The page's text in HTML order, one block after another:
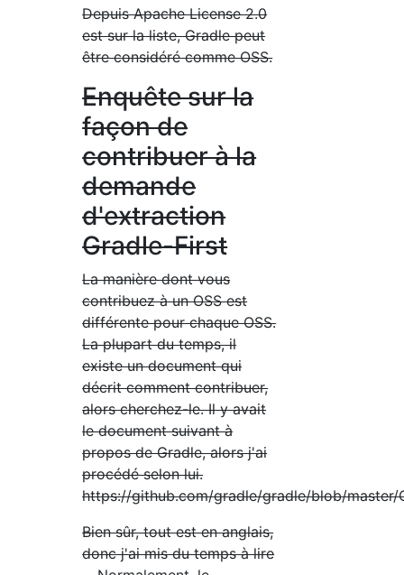
Depuis Apache License 2.0
est sur la liste, Gradle peut
être considéré comme OSS.
Enquête sur la
façon de
contribuer à la
demande
d'extraction
Gradle-First
La manière dont vous
contribuez à un OSS est
différente pour chaque OSS.
La plupart du temps, il
existe un document qui
décrit comment contribuer,
alors cherchez-le. Il y avait
le document suivant à
propos de Gradle, alors j'ai
procédé selon lui.
https://github.com/gradle/gradle/blob/master/
Bien sûr, tout est en anglais,
donc j'ai mis du temps à lire